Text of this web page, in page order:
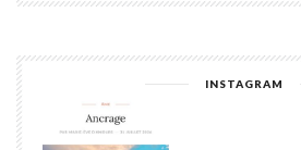
INSTAGRAM